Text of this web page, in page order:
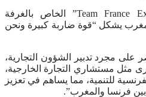
ووفقا له، فإن امتياز “Team France Export” الخاص بالغرفة
يشكل “قوة ضاربة كبيرة ونحن
على مجرد تدبير الشؤون التجارية،
مثل مستشاري التجارة الخارجية،
للتنمية، مما يساهم في تعزيز
بين فرنسا والمغرب”.